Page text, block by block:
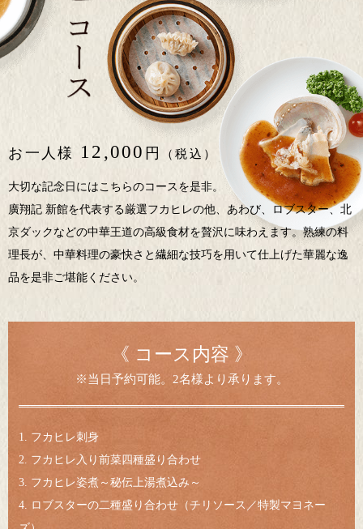
お一人様 12,000 円 （税込）
大切な記念日にはこちらのコースを是非。
廣翔記 新館を代表する厳選フカヒレの他、あわび、ロブスター、北
京ダックなどの中華王道の高級食材を贅沢に味わえます。熟練の料
理長が、中華料理の豪快さと繊細な技巧を用いて仕上げた華麗な逸
品を是非ご堪能ください。
《 コース内容 》
※当日予約可能。2名様より承ります。
1. フカヒレ刺身
2. フカヒレ入り前菜四種盛り合わせ
3. フカヒレ姿煮～秘伝上湯煮込み～
4. ロブスターの二種盛り合わせ（チリソース／特製マヨネー